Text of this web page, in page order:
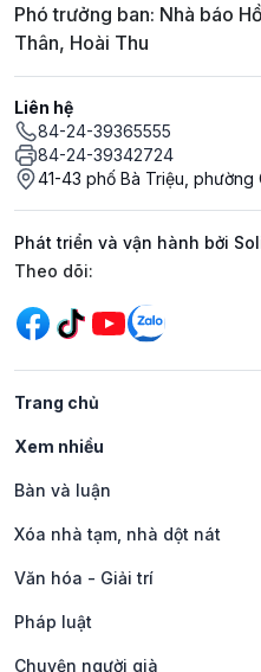
Phó trưởng ban: Nhà báo
Thân, Hoài Thu
Liên hệ
84-24-39365555
84-24-39342724
41-43 phố Bà Triệu, phường
Phát triển và vận hành bởi
Mạng xã hội
Theo dõi:
Trang chủ
Xem nhiều
Bàn và luận
Xóa nhà tạm, nhà dột nát
Văn hóa - Giải trí
Pháp luật
Chuyện người già